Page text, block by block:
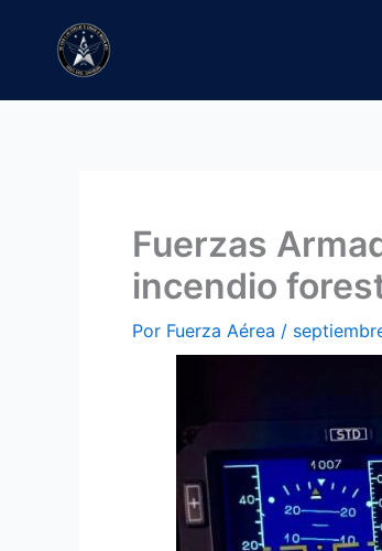
contenido
Fuerzas
incendio
Por Fuerza Aérea /